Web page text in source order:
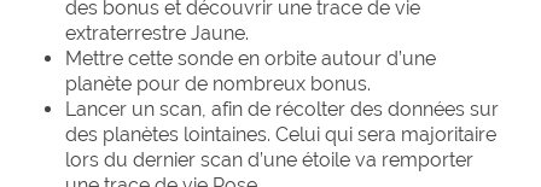
des bonus et découvrir une trace de vie
extraterrestre Jaune.
Mettre cette sonde en orbite autour d’une
planète pour de nombreux bonus.
Lancer un scan, afin de récolter des données sur
des planètes lointaines. Celui qui sera majoritaire
lors du dernier scan d’une étoile va remporter